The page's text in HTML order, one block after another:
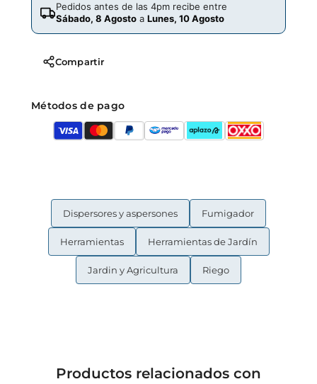
Pedidos antes de las 4pm recibe entre
Sábado, 8 Agosto a Lunes, 10 Agosto
Compartir
Métodos de pago
Dispersores y aspersones Fumigador
Herramientas Herramientas de Jardín
Jardin y Agricultura Riego
Productos relacionados con